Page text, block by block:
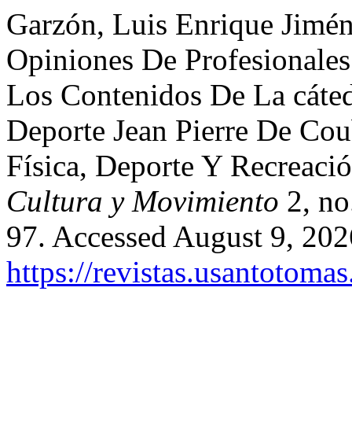
Garzón, Luis Enrique
Opiniones De
Los Contenidos De La
Deporte Jean Pierre De
Física, Deporte Y
Cultura y Movimiento 2,
97. Accessed August 9,
https://